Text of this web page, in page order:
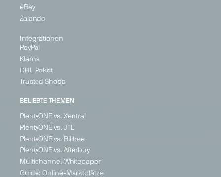
eBay
Zalando
Integrationen
PayPal
Klarna
DHL Paket
Trusted Shops
BELIEBTE THEMEN
PlentyONE vs. Xentral
PlentyONE vs. JTL
PlentyONE vs. Billbee
PlentyONE vs. Afterbuy
Multichannel-Whitepaper
Guide: Online-Marktplätze